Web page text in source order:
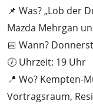
📌 Was? „Lob der
Mazda Mehrgan
📅 Wann?
🕖 Uhrzeit: 19 Uhr
📍 Wo? Kempten-
Vortragsraum,